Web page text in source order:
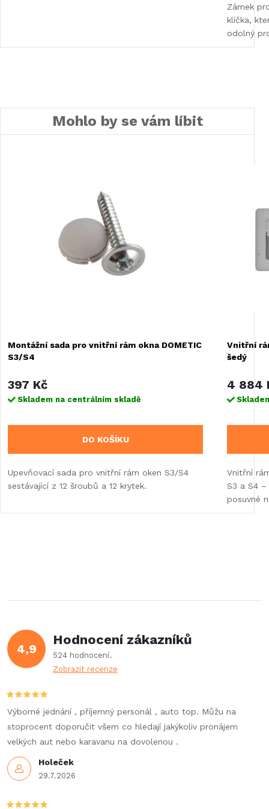
Zámek
klička,
odolný
Mohlo by se vám líbit
Montážní sada pro vnitřní rám okna DOMETIC
S3/S4
397 Kč
Skladem na centrálním skladě
DO KOŠÍKU
Upevňovací sada pro vnitřní rám oken S3/S4
sestávající z 12 šroubů a 12 krytek.
Vnitřní
šedý
4 884
Vnitřní
S3 a S4
posuvné
4,9
Hodnocení zákazníků
524 hodnocení
Zobrazit recenze
Holeček
29.7.2026
Výborné jednání , příjemný personál , auto top. Můžu na
stoprocent doporučit všem co hledají jakýkoliv pronájem
velkých aut nebo karavanu na dovolenou .